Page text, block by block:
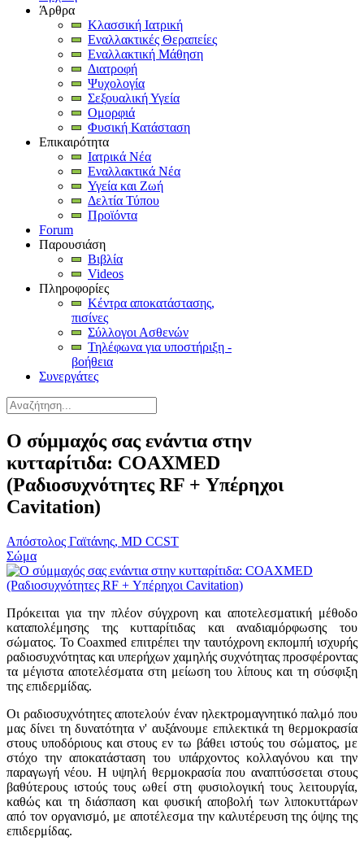
Άρθρα
Κλασσική Ιατρική
Εναλλακτικές Θεραπείες
Εναλλακτική Μάθηση
Διατροφή
Ψυχολογία
Σεξουαλική Υγεία
Ομορφιά
Φυσική Κατάσταση
Επικαιρότητα
Ιατρικά Νέα
Εναλλακτικά Νέα
Υγεία και Ζωή
Δελτία Τύπου
Προϊόντα
Forum
Παρουσιάση
Βιβλία
Videos
Πληροφορίες
Κέντρα αποκατάστασης,
πισίνες
Σύλλογοι Ασθενών
Τηλέφωνα για υποστήριξη -
βοήθεια
Συνεργάτες
Ο σύμμαχός σας ενάντια στην
κυτταρίτιδα: COAXMED
(Ραδιοσυχνότητες RF + Υπέρηχοι
Cavitation)
Απόστολος Γαϊτάνης, MD CCST
Σώμα
Πρόκειται για την πλέον σύγχρονη και αποτελεσματική μέθοδο
καταπολέμησης της κυτταρίτιδας και αναδιαμόρφωσης του
σώματος. Το Coaxmed επιτρέπει την ταυτόχρονη εκπομπή ισχυρής
ραδιοσυχνότητας και υπερήχων χαμηλής συχνότητας προσφέροντας
τα μέγιστα αποτελέσματα στη μείωση του λίπους και τη σύσφιξη
της επιδερμίδας.
Οι ραδιοσυχνότητες αποτελούν έναν ηλεκτρομαγνητικό παλμό που
μας δίνει τη δυνατότητα ν' αυξάνουμε επιλεκτικά τη θερμοκρασία
στους υποδόριους και στους εν τω βάθει ιστούς του σώματος, με
στόχο την αποκατάσταση του υπάρχοντος κολλαγόνου και την
παραγωγή νέου. Η υψηλή θερμοκρασία που αναπτύσσεται στους
βαθύτερους ιστούς τους ωθεί στη φυσιολογική τους λειτουργία,
καθώς και τη διάσπαση και φυσική αποβολή των λιποκυττάρων
από τον οργανισμό, με αποτέλεσμα την καλυτέρευση της όψης της
επιδερμίδας.